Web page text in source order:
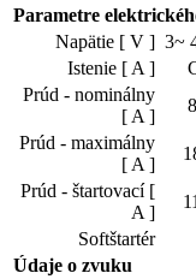
Parametre
Napätie [ V ] 3~
Istenie [ A ]
Prúd - nominálny
[ A ]
Prúd - maximálny
[ A ]
Prúd - štartovací [
A ]
Softštartér
Údaje o zvuku